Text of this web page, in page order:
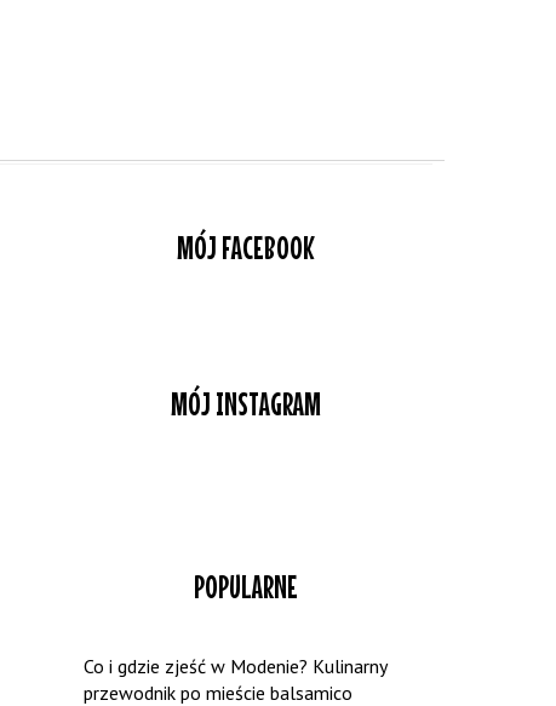
MÓJ FACEBOOK
MÓJ INSTAGRAM
POPULARNE
Co i gdzie zjeść w Modenie? Kulinarny
przewodnik po mieście balsamico